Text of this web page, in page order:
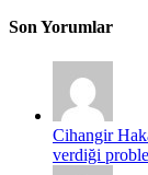
Son Yorumlar
Cihangir
verdiği